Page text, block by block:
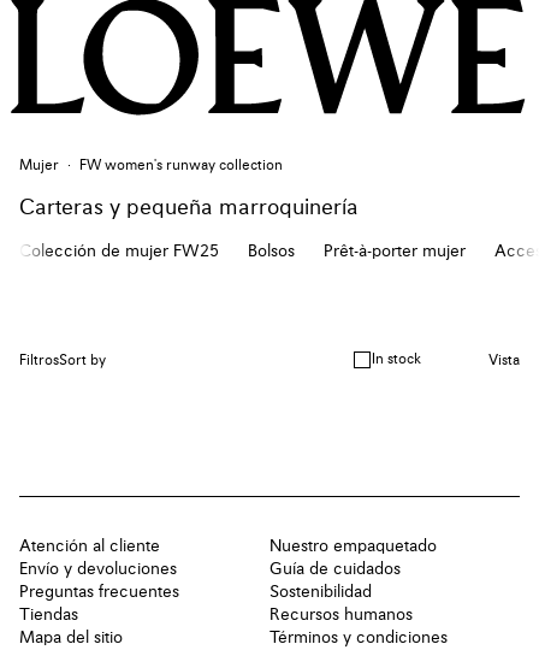
Mujer FW women's runway collection
Carteras y pequeña marroquinería
Colección de mujer FW25 Bolsos Prêt-à-porter mujer
FiltrosSort by In stock Vista
Atención al cliente
Envío y devoluciones
Preguntas frecuentes
Tiendas
Mapa del sitio
Nuestro empaquetado
Guía de cuidados
Sostenibilidad
Recursos humanos
Términos y condiciones